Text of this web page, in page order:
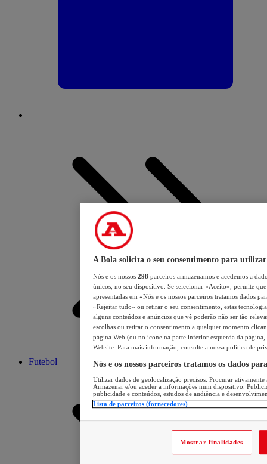
Futebol
A Bola solicita o seu consentimento para utilizar
Nós e os nossos 298 parceiros armazenamos e acedemos a
únicos, no seu dispositivo. Se selecionar «Aceito», permite
apresentadas em «Nós e os nossos parceiros tratamos dados
«Rejeitar tudo» ou retirar o seu consentimento, estas
alguns conteúdos e anúncios que vê poderão não ser tão
escolhas ou retirar o consentimento a qualquer momento
página Web (ou no ícone na parte inferior esquerda da página,
Website. Para mais informação, consulte a nossa política de
Nós e os nossos parceiros tratamos os dados
Utilizar dados de geolocalização precisos. Procurar
Armazenar e/ou aceder a informações num dispositivo.
publicidade e conteúdos, estudos de audiência e
Lista de parceiros (fornecedores)
Mostrar finalidades